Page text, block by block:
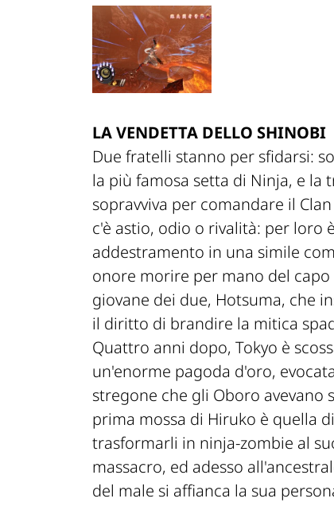
LA VENDETTA DELLO SHINOBI
Due fratelli stanno per sfidarsi:
la più famosa setta di Ninja, e la
sopravviva per comandare il
c'è astio, odio o rivalità: per
addestramento in una simile
onore morire per mano del
giovane dei due, Hotsuma, che
il diritto di brandire la mitica
Quattro anni dopo, Tokyo è
un'enorme pagoda d'oro,
stregone che gli Oboro avevano
prima mossa di Hiruko è quella
trasformarli in ninja-zombie al
massacro, ed adesso
del male si affianca la sua